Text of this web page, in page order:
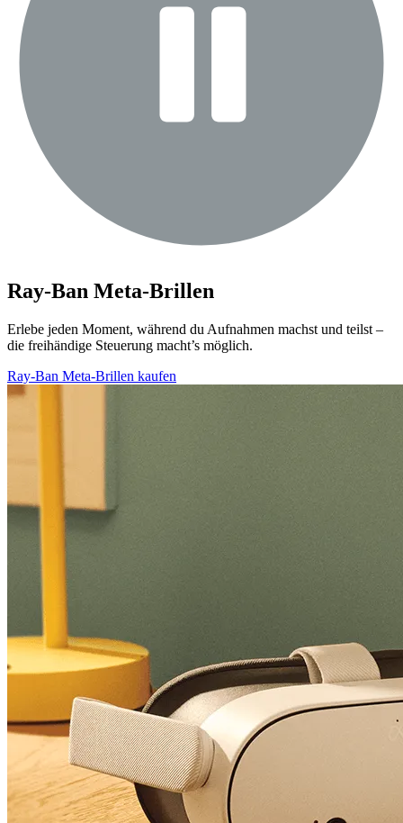
Ray-Ban Meta-Brillen
Erlebe jeden Moment, während du Aufnahmen machst und teilst –
die freihändige Steuerung macht’s möglich.
Ray-Ban Meta-Brillen kaufen